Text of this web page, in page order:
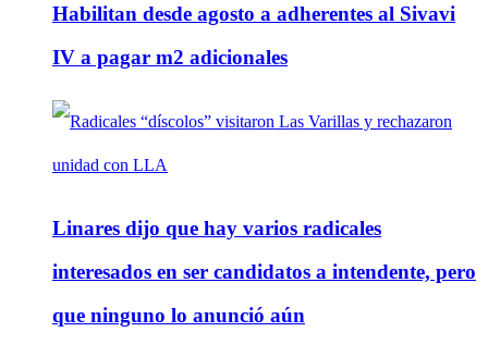
Habilitan desde agosto a adherentes al Sivavi
IV a pagar m2 adicionales
Linares dijo que hay varios radicales
interesados en ser candidatos a intendente, pero
que ninguno lo anunció aún